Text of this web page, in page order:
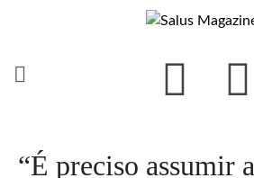
“É preciso assumir a